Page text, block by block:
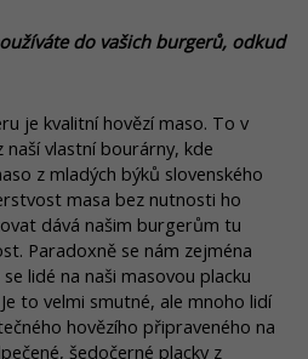
do vašich burgerů, odkud
je kvalitní hovězí maso. To v
naší vlastní bourárny, kde
z mladých býků slovenského
masa bez nutnosti ho
dává našim burgerům tu
Paradoxně se nám zejména
lidé na naši masovou placku
to velmi smutné, ale mnoho lidí
hovězího připraveného na
šedočerné placky z